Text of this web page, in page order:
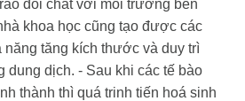
đổi chất với môi trường bên
khoa học cũng tạo được các
năng tăng kích thước và duy trì
dung dịch. - Sau khi các tế bào
thành thì quá trinh tiến hoá sinh